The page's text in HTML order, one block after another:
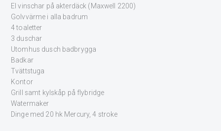
El vinschar på akterdäck (Maxwell 2200)
Golvvärme i alla badrum
4 toaletter
3 duschar
Utomhus dusch badbrygga
Badkar
Tvättstuga
Kontor
Grill samt kylskåp på flybridge
Watermaker
Dinge med 20 hk Mercury, 4 stroke